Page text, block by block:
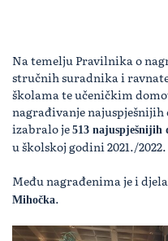
Na temelju Pravilnika o
stručnih suradnika i
školama te učeničkim
nagrađivanje
izabralo je 513 najuspješnijih
u školskoj godini 2021./2022.
Među nagrađenima je i
Mihočka.